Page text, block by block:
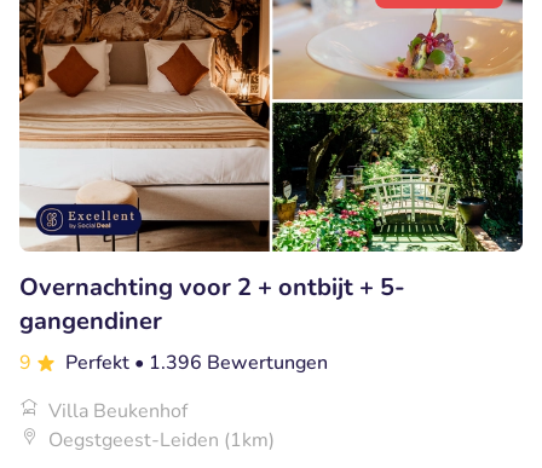
Overnachting voor 2 + ontbijt + 5-
gangendiner
9 Perfekt • 1.396 Bewertungen
Villa Beukenhof
Oegstgeest-Leiden (1km)